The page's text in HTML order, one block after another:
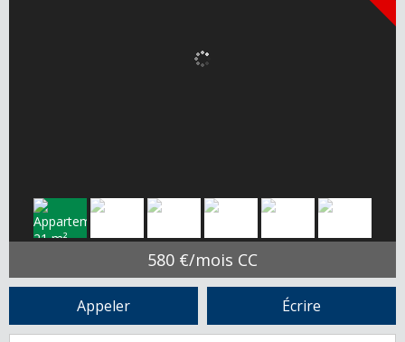
580 €/mois CC
Appeler Écrire